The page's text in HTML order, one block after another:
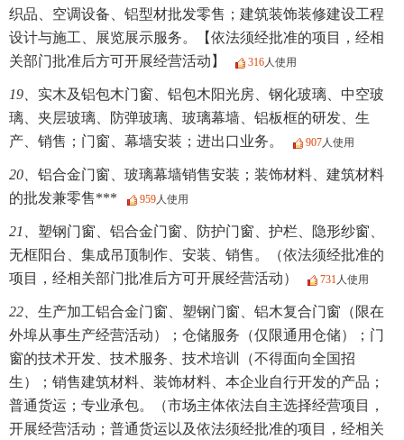
织品、空调设备、铝型材批发零售；建筑装饰装修建设工程
设计与施工、展览展示服务。【依法须经批准的项目，经相
关部门批准后方可开展经营活动】
316人使用
19、 实木及铝包木门窗、铝包木阳光房、钢化玻璃、中空玻
璃、夹层玻璃、防弹玻璃、玻璃幕墙、铝板框的研发、生
产、销售；门窗、幕墙安装；进出口业务。
907人使用
20、 铝合金门窗、玻璃幕墙销售安装；装饰材料、建筑材料
的批发兼零售***
959人使用
21、 塑钢门窗、铝合金门窗、防护门窗、护栏、隐形纱窗、
无框阳台、集成吊顶制作、安装、销售。（依法须经批准的
项目，经相关部门批准后方可开展经营活动）
731人使用
22、 生产加工铝合金门窗、塑钢门窗、铝木复合门窗（限在
外埠从事生产经营活动）；仓储服务（仅限通用仓储）；门
窗的技术开发、技术服务、技术培训（不得面向全国招
生）；销售建筑材料、装饰材料、本企业自行开发的产品；
普通货运；专业承包。（市场主体依法自主选择经营项目，
开展经营活动；普通货运以及依法须经批准的项目，经相关